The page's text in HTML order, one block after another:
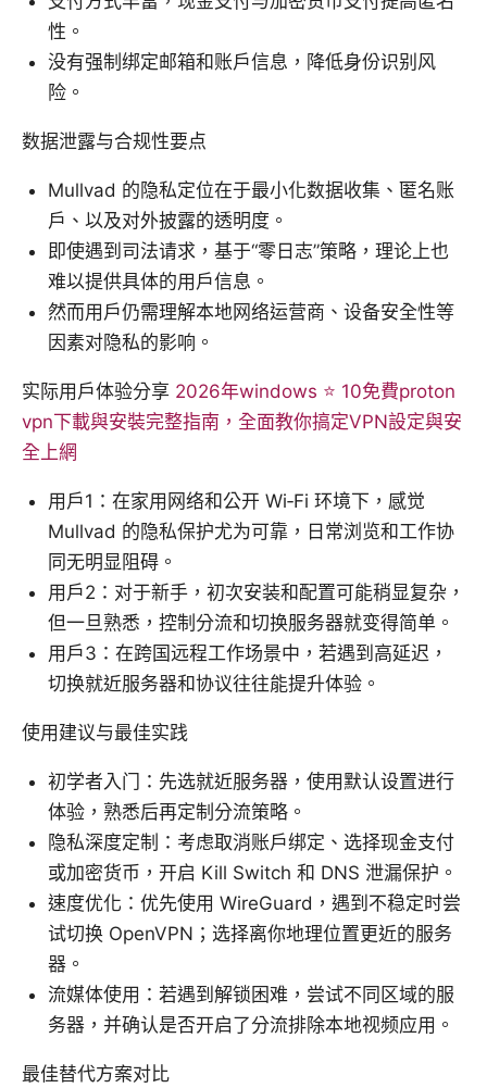
性。
没有强制绑定邮箱和账户信息，降低身份识别风
险。
数据泄露与合规性要点
Mullvad 的隐私定位在于最小化数据收集、匿名账
户、以及对外披露的透明度。
即使遇到司法请求，基于“零日志”策略，理论上也
难以提供具体的用户信息。
然而用户仍需理解本地网络运营商、设备安全性等
因素对隐私的影响。
实际用户体验分享 2026年windows ⭐ 10免費proton
vpn下載與安裝完整指南，全面教你搞定VPN設定與安
全上網
用户1：在家用网络和公开 Wi‑Fi 环境下，感觉
Mullvad 的隐私保护尤为可靠，日常浏览和工作协
同无明显阻碍。
用户2：对于新手，初次安装和配置可能稍显复杂，
但一旦熟悉，控制分流和切换服务器就变得简单。
用户3：在跨国远程工作场景中，若遇到高延迟，
切换就近服务器和协议往往能提升体验。
使用建议与最佳实践
初学者入门：先选就近服务器，使用默认设置进行
体验，熟悉后再定制分流策略。
隐私深度定制：考虑取消账户绑定、选择现金支付
或加密货币，开启 Kill Switch 和 DNS 泄漏保护。
速度优化：优先使用 WireGuard，遇到不稳定时尝
试切换 OpenVPN；选择离你地理位置更近的服务
器。
流媒体使用：若遇到解锁困难，尝试不同区域的服
务器，并确认是否开启了分流排除本地视频应用。
最佳替代方案对比